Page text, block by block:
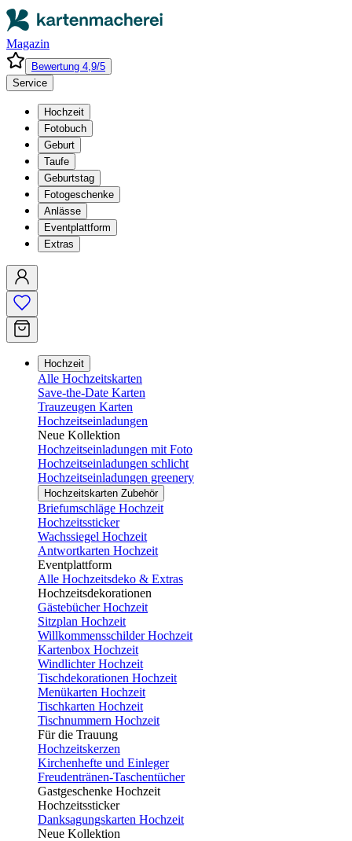
Magazin
Bewertung 4,9/5
Service
Hochzeit
Fotobuch
Geburt
Taufe
Geburtstag
Fotogeschenke
Anlässe
Eventplattform
Extras
Hochzeit
Alle Hochzeitskarten
Save-the-Date Karten
Trauzeugen Karten
Hochzeitseinladungen
Neue Kollektion
Hochzeitseinladungen mit Foto
Hochzeitseinladungen schlicht
Hochzeitseinladungen greenery
Hochzeitskarten Zubehör
Briefumschläge Hochzeit
Hochzeitssticker
Wachssiegel Hochzeit
Antwortkarten Hochzeit
Eventplattform
Alle Hochzeitsdeko & Extras
Hochzeitsdekorationen
Gästebücher Hochzeit
Sitzplan Hochzeit
Willkommensschilder Hochzeit
Kartenbox Hochzeit
Windlichter Hochzeit
Tischdekorationen Hochzeit
Menükarten Hochzeit
Tischkarten Hochzeit
Tischnummern Hochzeit
Für die Trauung
Hochzeitskerzen
Kirchenhefte und Einleger
Freudentränen-Taschentücher
Gastgeschenke Hochzeit
Hochzeitssticker
Danksagungskarten Hochzeit
Neue Kollektion